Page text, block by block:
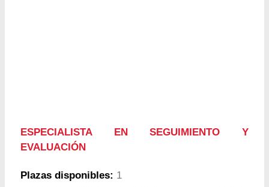
ESPECIALISTA EN SEGUIMIENTO Y
EVALUACIÓN
Plazas disponibles: 1